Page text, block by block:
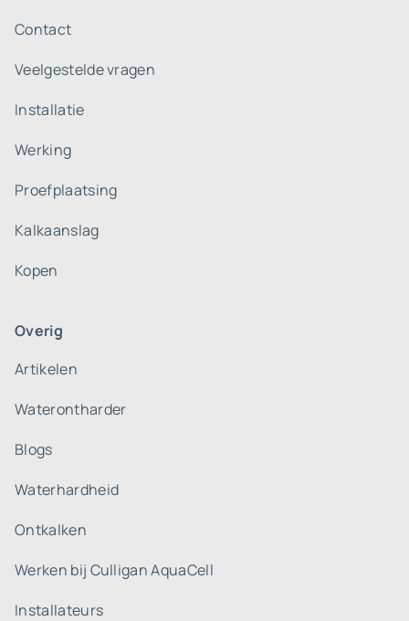
Contact
Veelgestelde vragen
Installatie
Werking
Proefplaatsing
Kalkaanslag
Kopen
Overig
Artikelen
Waterontharder
Blogs
Waterhardheid
Ontkalken
Werken bij Culligan AquaCell
Installateurs